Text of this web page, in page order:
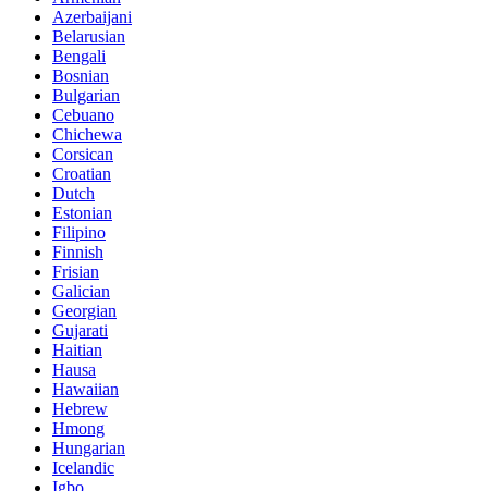
Azerbaijani
Belarusian
Bengali
Bosnian
Bulgarian
Cebuano
Chichewa
Corsican
Croatian
Dutch
Estonian
Filipino
Finnish
Frisian
Galician
Georgian
Gujarati
Haitian
Hausa
Hawaiian
Hebrew
Hmong
Hungarian
Icelandic